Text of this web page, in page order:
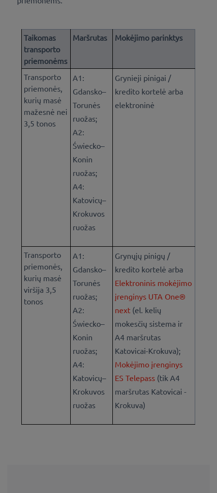
Taikomas
transporto
priemonėms
Maršrutas Mokėjimo parinktys
Transporto
priemonės,
kurių masė
mažesnė nei
3,5 tonos
A1:
Gdansko–
Torunės
ruožas;
A2:
Świecko–
Konin
ruožas;
A4:
Katovicų–
Krokuvos
ruožas
Grynieji pinigai /
kredito kortelė arba
elektroninė
Transporto
priemonės,
kurių masė
viršija 3,5
tonos
A1:
Gdansko–
Torunės
ruožas;
A2:
Świecko–
Konin
ruožas;
A4:
Katovicų–
Krokuvos
ruožas
Grynųjų pinigų /
kredito kortelė arba
Elektroninis mokėjimo
įrenginys UTA One®
next (el. kelių
mokesčių sistema ir
A4 maršrutas
Katovicai-Krokuva);
Mokėjimo įrenginys
ES Telepass (tik A4
maršrutas Katovicai -
Krokuva)